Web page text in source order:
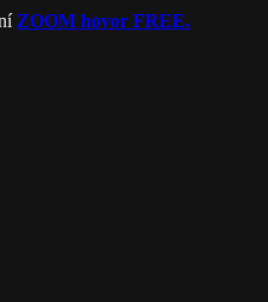
ZOOM hovor FREE.